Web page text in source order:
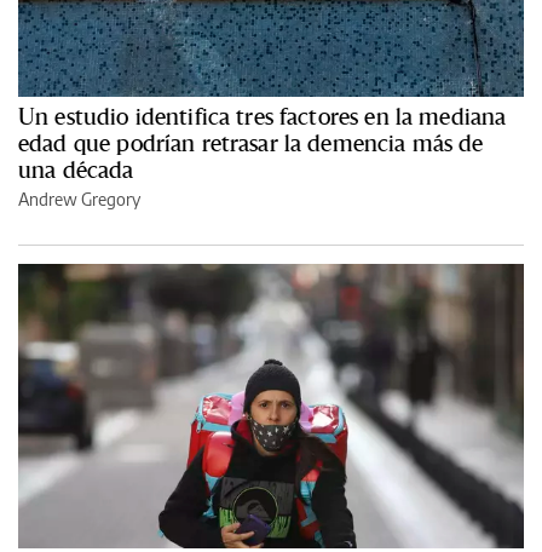
Un estudio identifica tres factores en la mediana
edad que podrían retrasar la demencia más de
una década
Andrew Gregory